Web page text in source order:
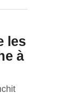
les
à